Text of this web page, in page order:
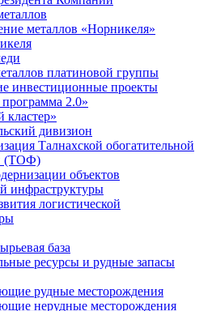
металлов «Норникеля»
платиновой группы
инвестиционные проекты
2.0»
дивизион
Талнахской обогатительной
(ТОФ)
объектов
инфраструктуры
логистической
база
ресурсы и рудные запасы
рудные месторождения
нерудные месторождения